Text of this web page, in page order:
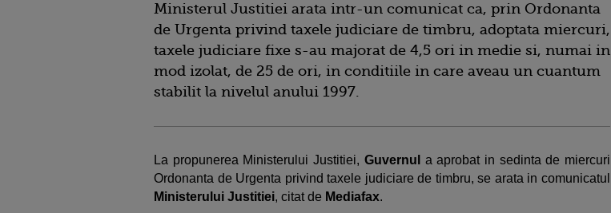
Ministerul Justitiei arata intr-un comunicat ca, prin Ordonanta
de Urgenta privind taxele judiciare de timbru, adoptata miercuri,
taxele judiciare fixe s-au majorat de 4,5 ori in medie si, numai in
mod izolat, de 25 de ori, in conditiile in care aveau un cuantum
stabilit la nivelul anului 1997.
La propunerea Ministerului Justitiei, Guvernul a aprobat in sedinta de miercuri
Ordonanta de Urgenta privind taxele judiciare de timbru, se arata in comunicatul
Ministerului Justitiei, citat de Mediafax.